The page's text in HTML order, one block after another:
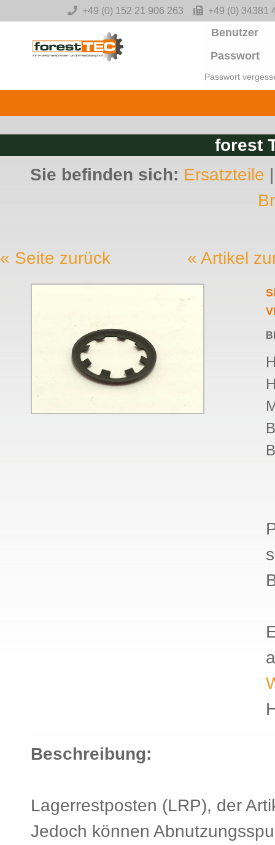
+49 (0) 152 21 906 263 +49 (0) 34381
Benutzer
Passwort
Passwort
forest
Sie befinden sich: Ersatzteile
« Seite zurück « Artikel
Beschreibung:
Lagerrestposten (LRP), der
Jedoch können